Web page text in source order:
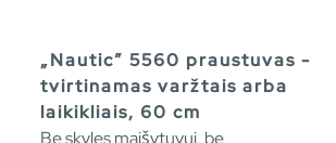
„Nautic” 5560 praustuvas -
tvirtinamas varžtais arba
laikikliais, 60 cm
Be skyles maišytuvui, be